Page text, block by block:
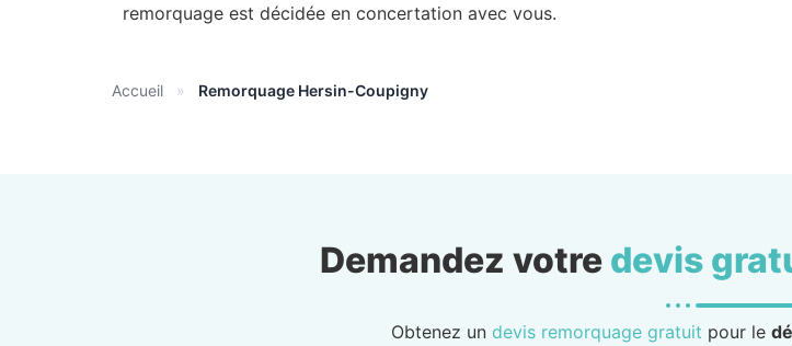
remorquage est décidée en concertation avec vous.
Accueil » Remorquage Hersin-Coupigny
Demandez votre devis
Obtenez un devis remorquage gratuit pour le